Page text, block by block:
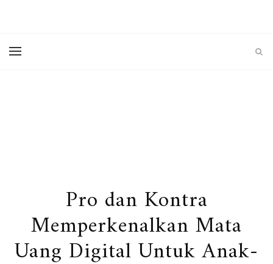
Pro dan Kontra
Memperkenalkan Mata
Uang Digital Untuk Anak-